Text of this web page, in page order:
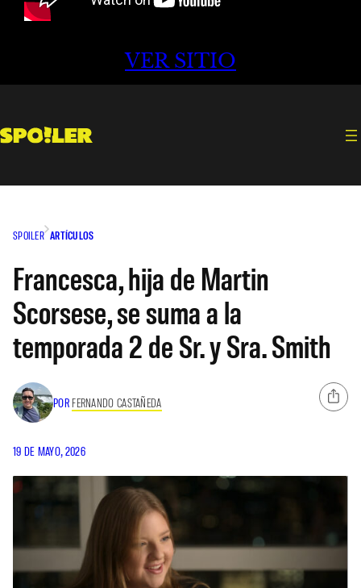
VER SITIO
SPOILER ARTÍCULOS
Francesca, hija de Martin
Scorsese, se suma a la
temporada 2 de Sr. y Sra. Smith
POR FERNANDO CASTAÑEDA
19 DE MAYO, 2026